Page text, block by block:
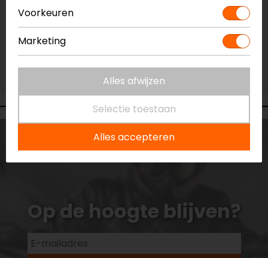
Niet op voorraad
Vestiging Eindhoven
Niet op voorraad
Op de hoogte blijven?
Voorkeuren
Marketing
Alles afwijzen
Selectie toestaan
Alles accepteren